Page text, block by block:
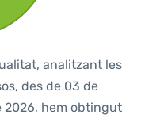
analitzant les
des de 03 de
2026, hem obtingut